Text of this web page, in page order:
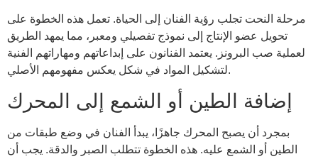
مرحلة النحت تجلب رؤية الفنان إلى الحياة. تعمل هذه الخطوة على
تحويل عضو الإنتاج إلى نموذج تفصيلي ومعبر، مما يمهد الطريق
لعملية صب البرونز. يعتمد الفنانون على إبداعاتهم ومهاراتهم الفنية
لتشكيل المواد في شكل يعكس مفهومهم الأصلي.
إضافة الطين أو الشمع إلى المحرك
بمجرد أن يصبح المحرك جاهزًا، يبدأ الفنان في وضع طبقات من
الطين أو الشمع عليه. هذه الخطوة تتطلب الصبر والدقة. يجب أن